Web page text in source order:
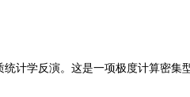
计学反演。这是一项极度计算密集